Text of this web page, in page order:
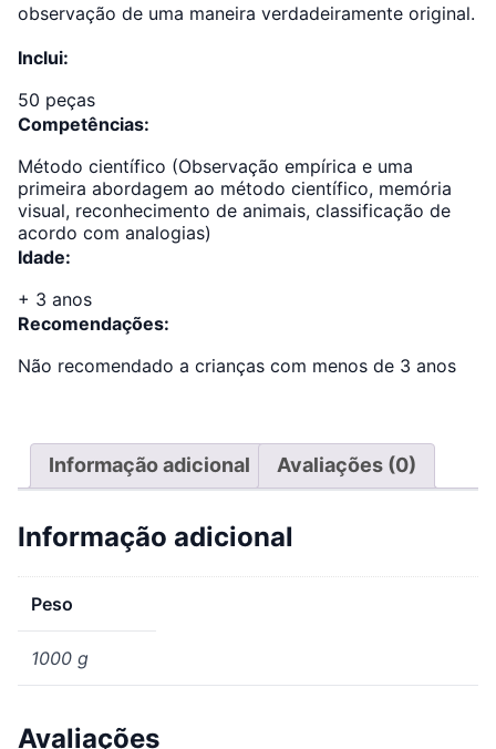
observação de uma maneira verdadeiramente original.
Inclui:
50 peças
Competências:
Método científico (Observação empírica e uma
primeira abordagem ao método científico, memória
visual, reconhecimento de animais, classificação de
acordo com analogias)
Idade:
+ 3 anos
Recomendações:
Não recomendado a crianças com menos de 3 anos
Informação adicional Avaliações (0)
Informação adicional
Peso
1000 g
Avaliações